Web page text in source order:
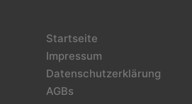
Startseite
Impressum
Datenschutzerklärung
AGBs